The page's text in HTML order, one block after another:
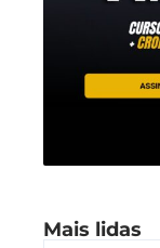
Mais lidas